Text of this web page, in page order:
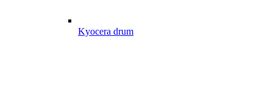
Kyocera drum